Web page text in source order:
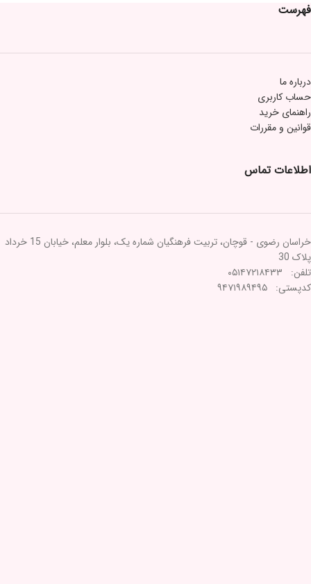
فهرست
درباره ما
حساب کاربری
راهنمای خرید
قوانین و مقررات
اطلاعات تماس
خراسان رضوی - قوچان، تربیت فرهنگیان شماره یک، بلوار معلم، خیابان 15 خرداد
پلاک 30
تلفن: ۰۵۱۴۷۲۱۸۴۳۳
کدپستی: ۹۴۷۱۹۸۹۴۹۵